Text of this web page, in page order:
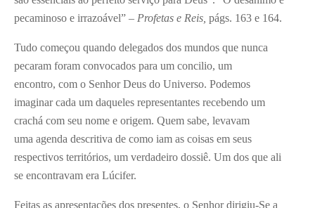
pecaminoso e irrazoável” – Profetas e Reis, págs. 163 e 164.
Tudo começou quando delegados dos mundos que nunca
pecaram foram convocados para um concilio, um
encontro, com o Senhor Deus do Universo. Podemos
imaginar cada um daqueles representantes recebendo um
crachá com seu nome e origem. Quem sabe, levavam
uma agenda descritiva de como iam as coisas em seus
respectivos territórios, um verdadeiro dossiê. Um dos que ali
se encontravam era Lúcifer.
Feitas as apresentações dos presentes, o Senhor dirigiu-Se a